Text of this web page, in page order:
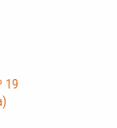
19